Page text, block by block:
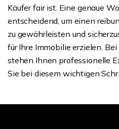
Käufer fair ist. Eine genaue
entscheidend, um einen
zu gewährleisten und
für Ihre Immobilie erzielen.
stehen Ihnen professionelle
Sie bei diesem wichtigen